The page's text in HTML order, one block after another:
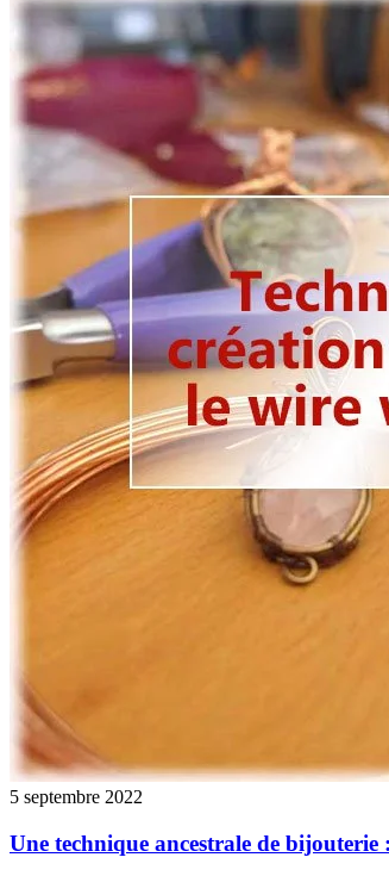
5 septembre 2022
Une technique ancestrale de